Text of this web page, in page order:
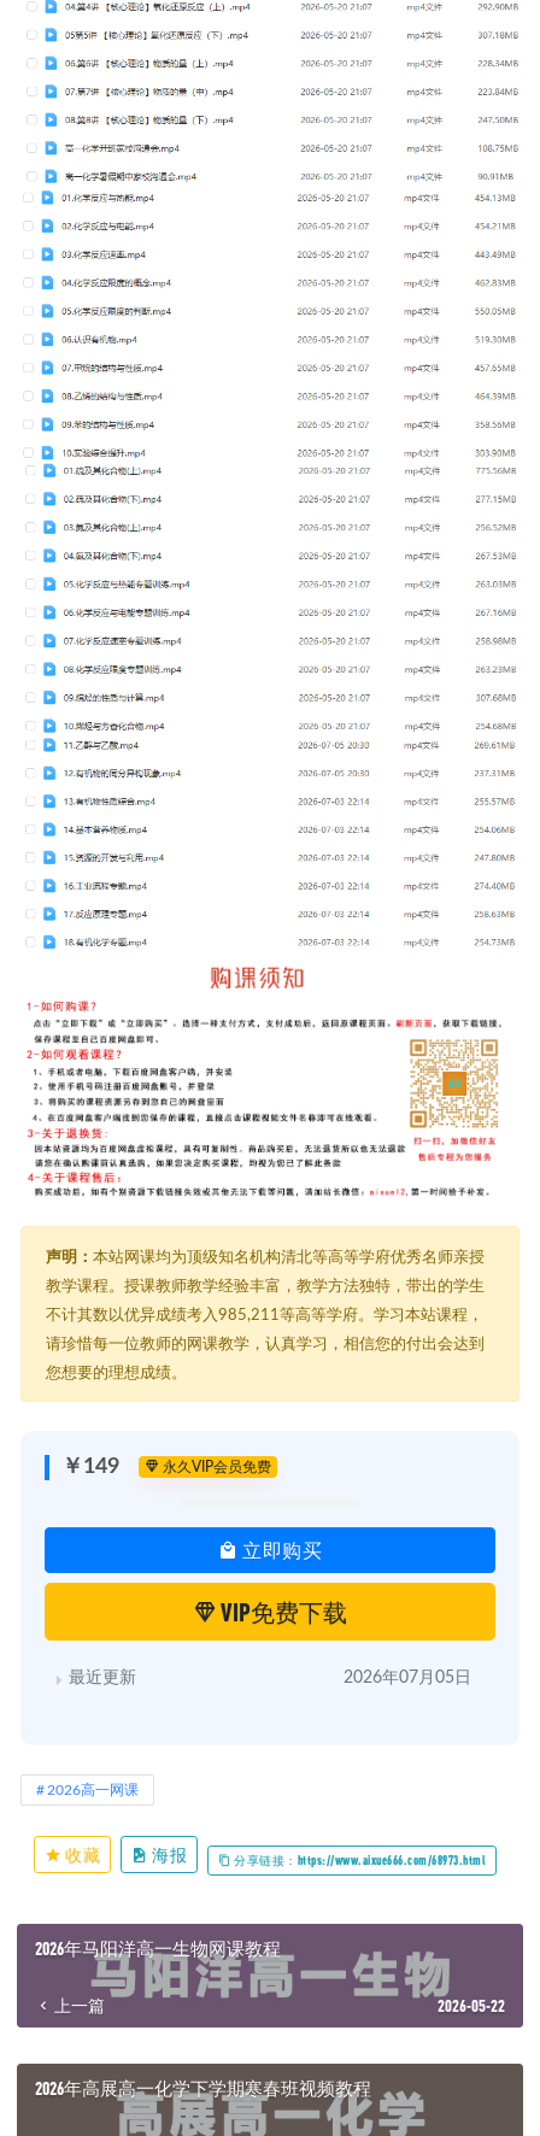
声明： 本站网课均为顶级知名机构清北等高等学府优秀名师亲授
教学课程。授课教师教学经验丰富，教学方法独特，带出的学生
不计其数以优异成绩考入985,211等高等学府。学习本站课程，
请珍惜每一位教师的网课教学，认真学习，相信您的付出会达到
您想要的理想成绩。
￥149 永久VIP会员免费
立即购买
VIP免费下载
最近更新 2026年07月05日
2026高一网课
收藏 海报 分享链接：https://www.aixue666.com/68973.html
2026年马阳洋高一生物网课教程
上一篇 2026-05-22
2026年高展高一化学下学期寒春班视频教程